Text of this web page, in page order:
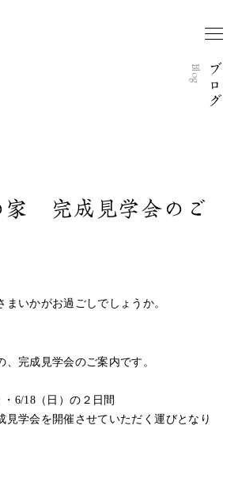
ブ
ロ
グ
Blog
家 完成見学会のご
まいかがお過ごしでしょうか。
、完成見学会のご案内です。
・6/18（日）の２日間
学会を開催させていただく運びとなり